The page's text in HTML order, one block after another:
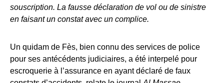
souscription. La fausse déclaration de vol ou de sinistre
en faisant un constat avec un complice.
Un quidam de Fès, bien connu des services de police
pour ses antécédents judiciaires, a été interpelé pour
escroquerie à l’assurance en ayant déclaré de faux